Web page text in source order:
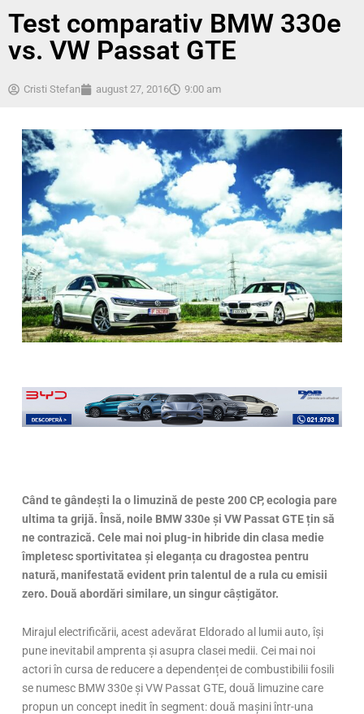
Test comparativ BMW 330e
vs. VW Passat GTE
Cristi Stefan august 27, 2016 9:00 am
Când te gândești la o limuzină de peste 200 CP, ecologia pare
ultima ta grijă. Însă, noile BMW 330e și VW Passat GTE țin să
ne contrazică. Cele mai noi plug-in hibride din clasa medie
împletesc sportivitatea și eleganța cu dragostea pentru
natură, manifestată evident prin talentul de a rula cu emisii
zero. Două abordări similare, un singur câștigător.
Mirajul electrificării, acest adevărat Eldorado al lumii auto, își
pune inevitabil amprenta și asupra clasei medii. Cei mai noi
actori în cursa de reducere a dependenței de combustibilii fosili
se numesc BMW 330e și VW Passat GTE, două limuzine care
propun un concept inedit în segment: două mașini într-una